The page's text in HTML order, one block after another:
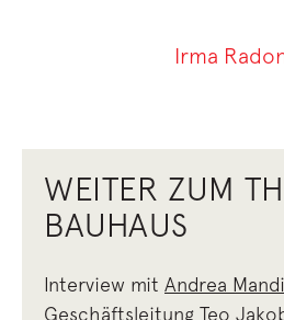
Irma
WEITER ZUM
BAUHAUS
Interview mit Andrea
Geschäftsleitung Teo